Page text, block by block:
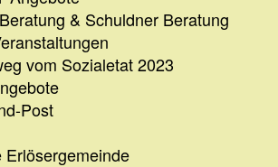
& Schuldner Beratung
vom Sozialetat 2023
Post
Erlösergemeinde